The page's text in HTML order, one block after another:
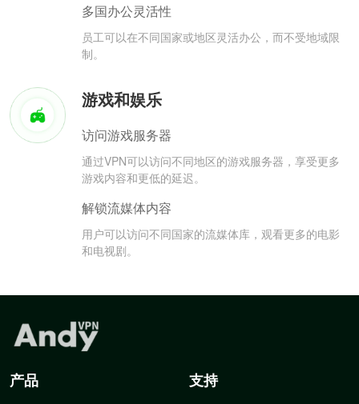
多国办公灵活性
员工可以在不同国家或地区灵活办公，而不受地域限
制。
游戏和娱乐
访问游戏服务器
通过VPN可以访问不同地区的游戏服务器，享受更多
游戏内容和更低的延迟。
解锁流媒体内容
用户可以访问不同国家的流媒体库，观看更多的电影
和电视剧。
产品 支持